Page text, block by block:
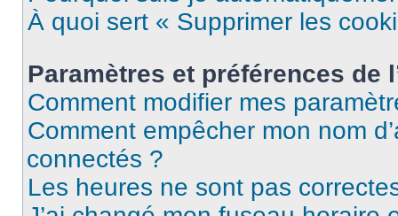
À quoi sert « Supprimer les
Paramètres et préférences de
Comment modifier mes
Comment empêcher mon nom
connectés ?
Les heures ne sont pas